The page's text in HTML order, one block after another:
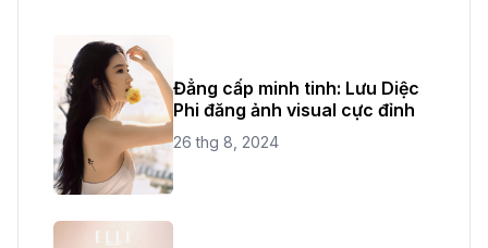
Đẳng cấp minh tinh: Lưu Diệc
Phi đăng ảnh visual cực đỉnh
26 thg 8, 2024